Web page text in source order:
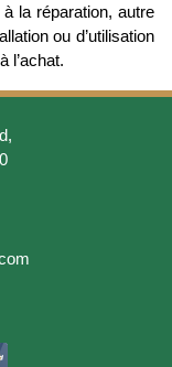
la réparation, autre
ou d’utilisation
l’achat.